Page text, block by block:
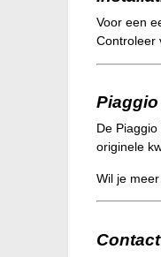
Voor een
Controleer
Piaggio
De
originele
Wil je
Contact